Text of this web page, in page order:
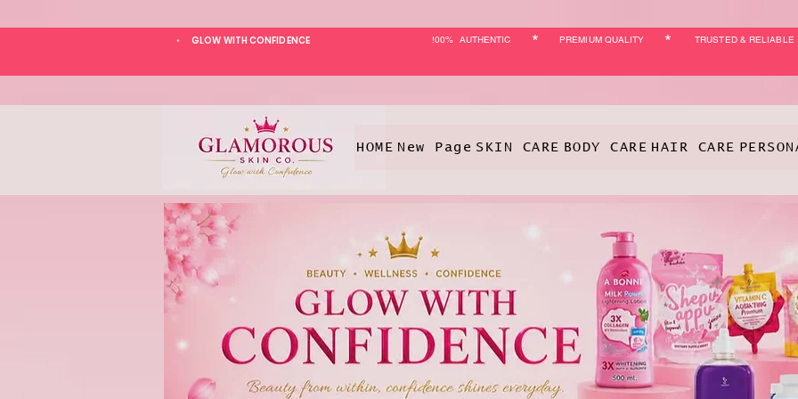
GLOW WITH CONFIDENCE !00% AUTHENTIC
* PREMIUM QUALITY TRUSTED & RELIABLE
* *
HOME New Page SKIN CARE BODY CARE HAIR CARE